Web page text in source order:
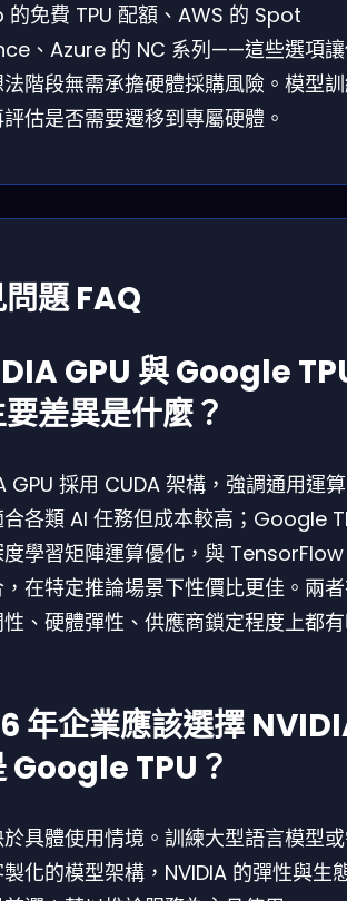
免費 TPU 配額、AWS 的 Spot
、Azure 的 NC 系列——這些選項
階段無需承擔硬體採購風險。模型
估是否需要遷移到專屬硬體。
題 FAQ
GPU 與 Google
差異是什麼？
GPU 採用 CUDA 架構，強調通用運
合各類 AI 任務但成本較高；Google
學習矩陣運算優化，與
在特定推論場景下性價比更佳。兩
、硬體彈性、供應商鎖定程度上都
年企業應該選擇
Google TPU？
具體使用情境。訓練大型語言模型
化的模型架構，NVIDIA 的彈性與生